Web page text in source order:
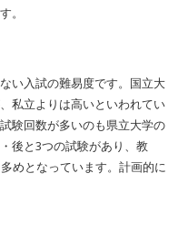
。
い入試の難易度です。国立大
私立よりは高いといわれてい
験回数が多いのも県立大学の
後と3つの試験があり、教
めとなっています。計画的に